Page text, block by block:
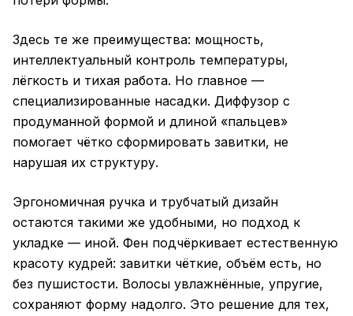
Здесь те же преимущества: мощность,
интеллектуальный контроль температуры,
лёгкость и тихая работа. Но главное —
специализированные насадки. Диффузор с
продуманной формой и длиной «пальцев»
помогает чётко сформировать завитки, не
нарушая их структуру.
Эргономичная ручка и трубчатый дизайн
остаются такими же удобными, но подход к
укладке — иной. Фен подчёркивает естественную
красоту кудрей: завитки чёткие, объём есть, но
без пушистости. Волосы увлажнённые, упругие,
сохраняют форму надолго. Это решение для тех,